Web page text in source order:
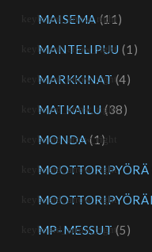
MAISEMA (11)
MANTELIPUU (1)
MARKKINAT (4)
MATKAILU (38)
MONDA (1)
MOOTTORIPYÖRÄ
MP-MESSUT (5)